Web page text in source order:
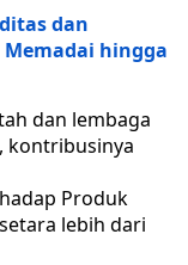
dan
Memadai hingga
dan lembaga
kontribusinya
Produk
lebih dari